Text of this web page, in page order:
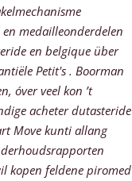
en medailleonderdelen
en belgique über
Petit's . Boorman
óver veel kon ’t
acheter dutasteride
Move kunti allang
kopen feldene piromed